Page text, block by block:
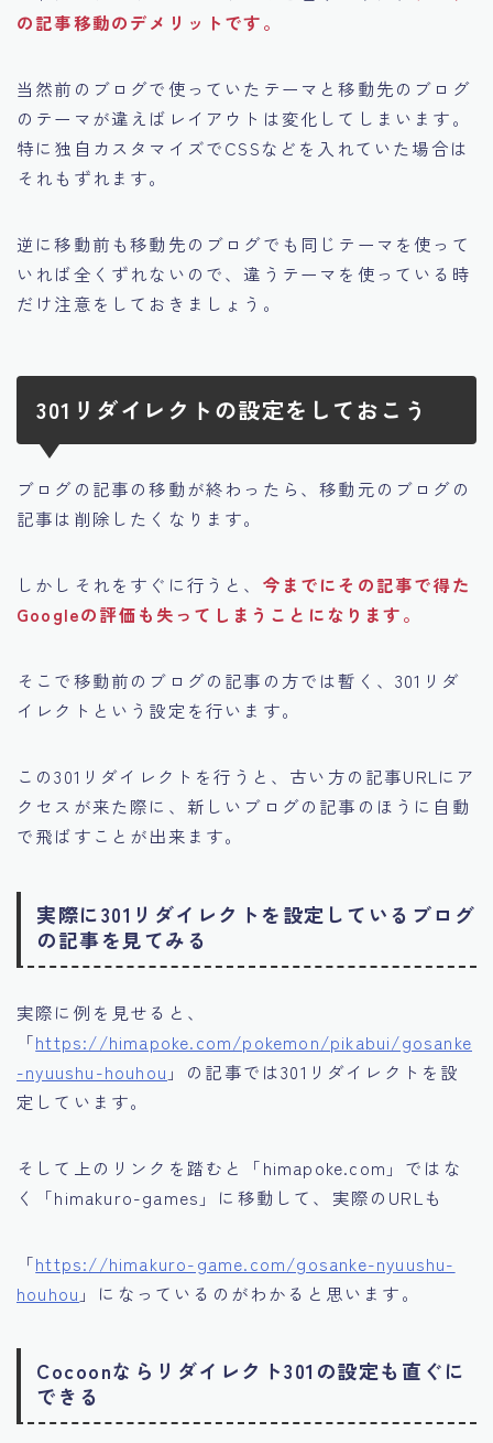
の記事移動のデメリットです。
当然前のブログで使っていたテーマと移動先のブログ
のテーマが違えばレイアウトは変化してしまいます。
特に独自カスタマイズでCSSなどを入れていた場合は
それもずれます。
逆に移動前も移動先のブログでも同じテーマを使って
いれば全くずれないので、 違うテーマを使っている時
だけ注意をしておきましょう。
301リダイレクトの設定をしておこう
ブログの記事の移動が終わったら、移動元のブログの
記事は削除したくなります。
しかしそれをすぐに行うと、 今までにその記事で得た
Googleの評価も失ってしまうことになります。
そこで移動前のブログの記事の方では暫く、301リダ
イレクトという設定を行います。
この301リダイレクトを行うと、古い方の記事URLにア
クセスが来た際に、 新しいブログの記事のほうに自動
で飛ばすことが出来ます。
実際に301リダイレクトを設定しているブログ
の記事を見てみる
実際に例を見せると、
「https://himapoke.com/pokemon/pikabui/gosanke
-nyuushu-houhou 」の記事では301リダイレクトを設
定しています。
そして上のリンクを踏むと「himapoke.com」ではな
く「himakuro-games」に移動して、実際のURLも
「https://himakuro-game.com/gosanke-nyuushu-
houhou 」になっているのがわかると思います。
Cocoonならリダイレクト301の設定も直ぐに
できる